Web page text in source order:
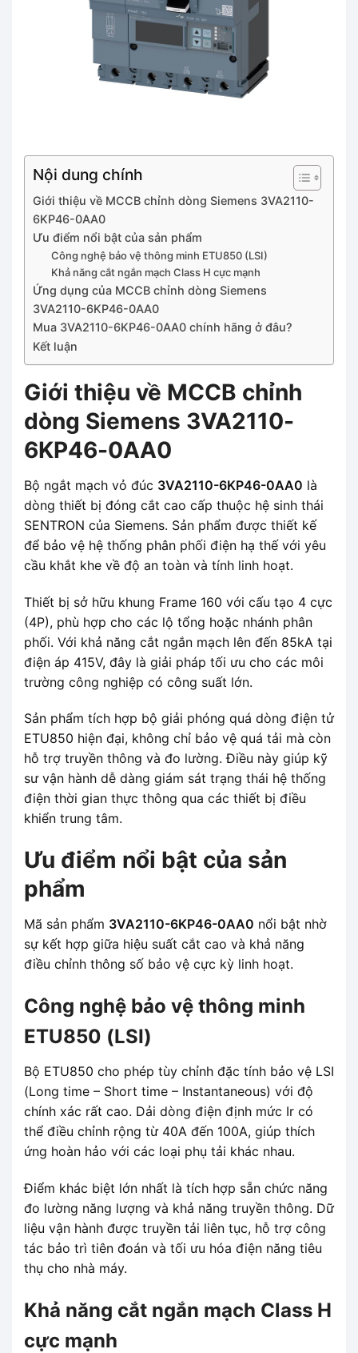
Nội dung chính
Giới thiệu về MCCB chỉnh dòng Siemens 3VA2110-
6KP46-0AA0
Ưu điểm nổi bật của sản phẩm
Công nghệ bảo vệ thông minh ETU850 (LSI)
Khả năng cắt ngắn mạch Class H cực mạnh
Ứng dụng của MCCB chỉnh dòng Siemens
3VA2110-6KP46-0AA0
Mua 3VA2110-6KP46-0AA0 chính hãng ở đâu?
Kết luận
Giới thiệu về MCCB chỉnh
dòng Siemens 3VA2110-
6KP46-0AA0
Bộ ngắt mạch vỏ đúc 3VA2110-6KP46-0AA0 là
dòng thiết bị đóng cắt cao cấp thuộc hệ sinh thái
SENTRON của Siemens. Sản phẩm được thiết kế
để bảo vệ hệ thống phân phối điện hạ thế với yêu
cầu khắt khe về độ an toàn và tính linh hoạt.
Thiết bị sở hữu khung Frame 160 với cấu tạo 4 cực
(4P), phù hợp cho các lộ tổng hoặc nhánh phân
phối. Với khả năng cắt ngắn mạch lên đến 85kA tại
điện áp 415V, đây là giải pháp tối ưu cho các môi
trường công nghiệp có công suất lớn.
Sản phẩm tích hợp bộ giải phóng quá dòng điện tử
ETU850 hiện đại, không chỉ bảo vệ quá tải mà còn
hỗ trợ truyền thông và đo lường. Điều này giúp kỹ
sư vận hành dễ dàng giám sát trạng thái hệ thống
điện thời gian thực thông qua các thiết bị điều
khiển trung tâm.
Ưu điểm nổi bật của sản
phẩm
Mã sản phẩm 3VA2110-6KP46-0AA0 nổi bật nhờ
sự kết hợp giữa hiệu suất cắt cao và khả năng
điều chỉnh thông số bảo vệ cực kỳ linh hoạt.
Công nghệ bảo vệ thông minh
ETU850 (LSI)
Bộ ETU850 cho phép tùy chỉnh đặc tính bảo vệ LSI
(Long time – Short time – Instantaneous) với độ
chính xác rất cao. Dải dòng điện định mức Ir có
thể điều chỉnh rộng từ 40A đến 100A, giúp thích
ứng hoàn hảo với các loại phụ tải khác nhau.
Điểm khác biệt lớn nhất là tích hợp sẵn chức năng
đo lường năng lượng và khả năng truyền thông. Dữ
liệu vận hành được truyền tải liên tục, hỗ trợ công
tác bảo trì tiên đoán và tối ưu hóa điện năng tiêu
thụ cho nhà máy.
Khả năng cắt ngắn mạch Class H
cực mạnh